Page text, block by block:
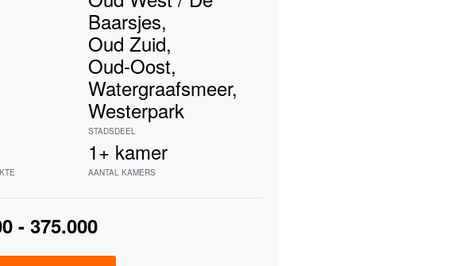
Baarsjes,
Oud Zuid,
Oud-Oost,
Watergraafsmeer,
Westerpark
STADSDEEL
1+ kamer
AANTAL KAMERS
- 375.000